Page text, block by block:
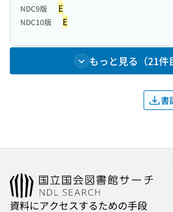
NDC9版 E
NDC10版 E
もっと見る（21件
書
資料にアクセスするための手段